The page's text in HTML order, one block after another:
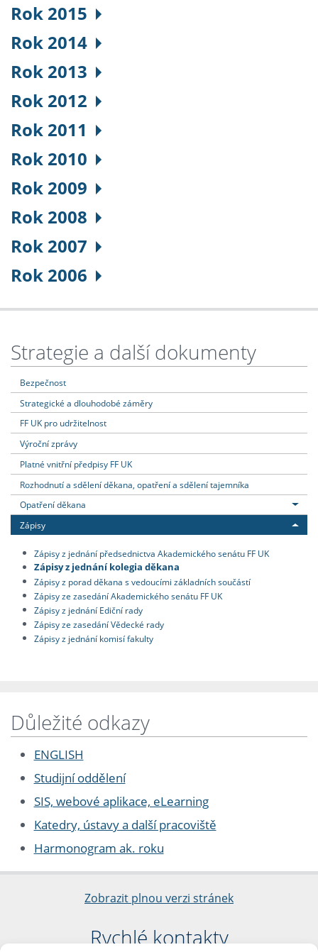
Rok 2015
Rok 2014
Rok 2013
Rok 2012
Rok 2011
Rok 2010
Rok 2009
Rok 2008
Rok 2007
Rok 2006
Strategie a další dokumenty
Bezpečnost
Strategické a dlouhodobé záměry
FF UK pro udržitelnost
Výroční zprávy
Platné vnitřní předpisy FF UK
Rozhodnutí a sdělení děkana, opatření a sdělení tajemníka
Opatření děkana
Zápisy
Zápisy z jednání předsednictva Akademického senátu FF UK
Zápisy z jednání kolegia děkana
Zápisy z porad děkana s vedoucími základních součástí
Zápisy ze zasedání Akademického senátu FF UK
Zápisy z jednání Ediční rady
Zápisy ze zasedání Vědecké rady
Zápisy z jednání komisí fakulty
Důležité odkazy
ENGLISH
Studijní oddělení
SIS, webové aplikace, eLearning
Katedry, ústavy a další pracoviště
Harmonogram ak. roku
Zobrazit plnou verzi stránek
Rychlé kontakty